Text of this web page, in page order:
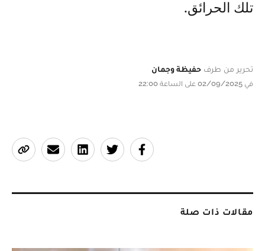
تلك الحرائق.
تحرير من طرف حفيظة وجمان
في 02/09/2025 على الساعة 22:00
مقالات ذات صلة